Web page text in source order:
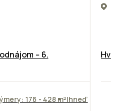
– 6.
176 - 428 m²Ihneď